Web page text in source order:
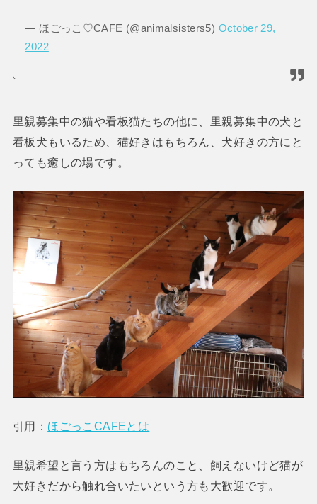
— ほごっこ♡CAFE (@animalsisters5) October 29,
2022
里親募集中の猫や看板猫たちの他に、里親募集中の犬と
看板犬もいるため、猫好きはもちろん、犬好きの方にと
っても癒しの場です。
引用： ほごっこCAFEとは
里親希望と言う方はもちろんのこと、飼えないけど猫が
大好きだから触れ合いたいという方も大歓迎です。